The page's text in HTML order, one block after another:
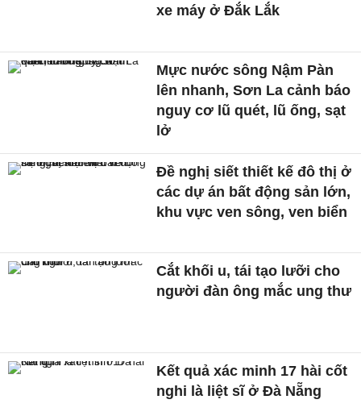
xe máy ở Đắk Lắk
Mực nước sông Nậm Pàn
lên nhanh, Sơn La cảnh báo
nguy cơ lũ quét, lũ ống, sạt
lở
Đề nghị siết thiết kế đô thị ở
các dự án bất động sản lớn,
khu vực ven sông, ven biển
Cắt khối u, tái tạo lưỡi cho
người đàn ông mắc ung thư
Kết quả xác minh 17 hài cốt
nghi là liệt sĩ ở Đà Nẵng